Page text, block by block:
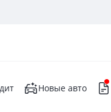
Новые авто